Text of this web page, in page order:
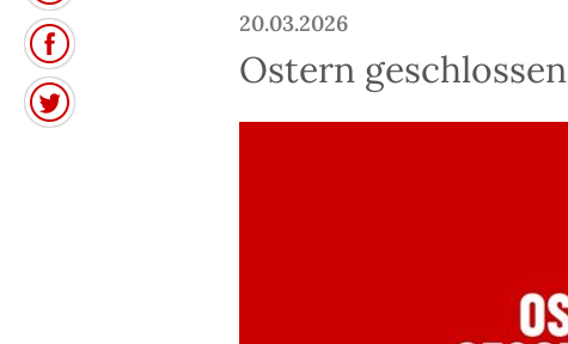
20.03.2026
Ostern geschlossen